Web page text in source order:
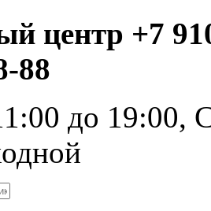
центр +7
88
до 19:00,